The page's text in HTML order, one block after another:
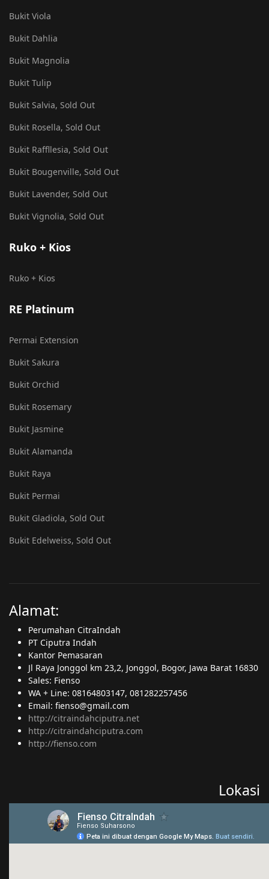
Bukit Viola
Bukit Dahlia
Bukit Magnolia
Bukit Tulip
Bukit Salvia, Sold Out
Bukit Rosella, Sold Out
Bukit Raffllesia, Sold Out
Bukit Bougenville, Sold Out
Bukit Lavender, Sold Out
Bukit Vignolia, Sold Out
Ruko + Kios
Ruko + Kios
RE Platinum
Permai Extension
Bukit Sakura
Bukit Orchid
Bukit Rosemary
Bukit Jasmine
Bukit Alamanda
Bukit Raya
Bukit Permai
Bukit Gladiola, Sold Out
Bukit Edelweiss, Sold Out
Alamat:
Perumahan CitraIndah
PT Ciputra Indah
Kantor Pemasaran
Jl Raya Jonggol km 23,2, Jonggol, Bogor, Jawa Barat 16830
Sales: Fienso
WA + Line: 08164803147, 081282257456
Email: fienso@gmail.com
http://citraindahciputra.net
http://citraindahciputra.com
http://fienso.com
Lokasi